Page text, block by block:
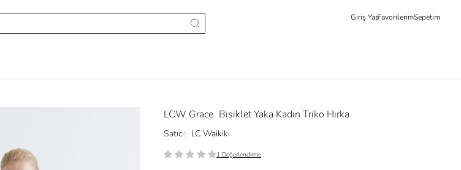
Giriş YapFavorilerimSepetim
LCW Grace Bisiklet Yaka Kadın Triko Hırka
Satıcı: LC Waikiki
1 Değerlendirme